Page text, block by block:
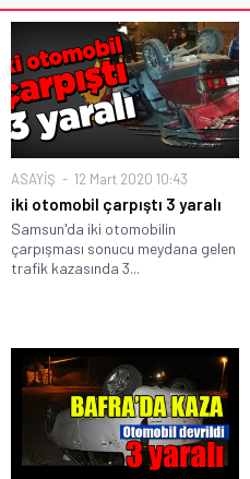
ASAYİŞ 12 Mart 2020 10:43
iki otomobil çarpıştı 3 yaralı
Samsun'da iki otomobilin
çarpışması sonucu meydana gelen
trafik kazasında 3...